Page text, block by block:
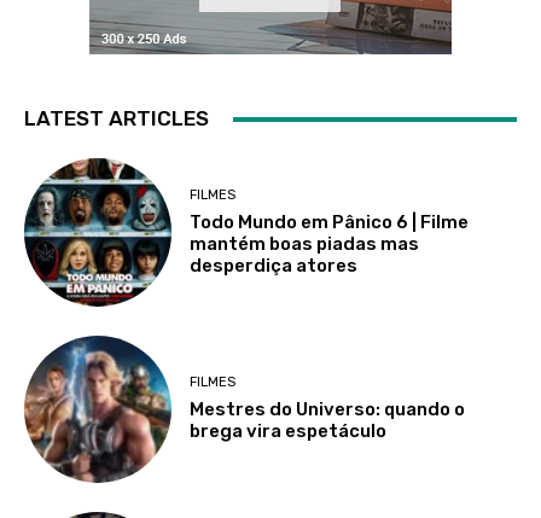
LATEST ARTICLES
FILMES
Todo Mundo em Pânico 6 | Filme
mantém boas piadas mas
desperdiça atores
FILMES
Mestres do Universo: quando o
brega vira espetáculo